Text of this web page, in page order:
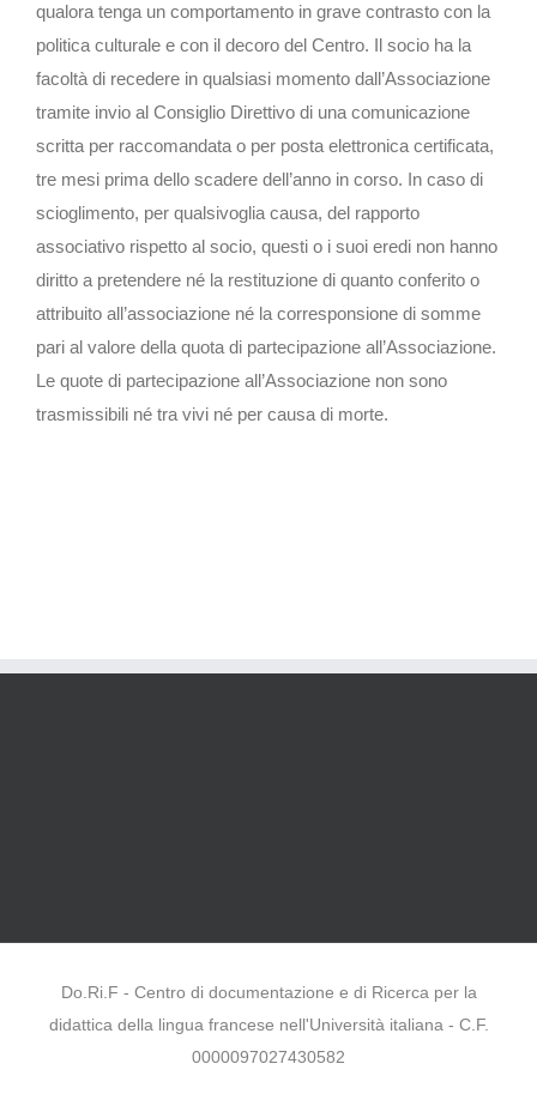
qualora tenga un comportamento in grave contrasto con la
politica culturale e con il decoro del Centro. Il socio ha la
facoltà di recedere in qualsiasi momento dall’Associazione
tramite invio al Consiglio Direttivo di una comunicazione
scritta per raccomandata o per posta elettronica certificata,
tre mesi prima dello scadere dell’anno in corso. In caso di
scioglimento, per qualsivoglia causa, del rapporto
associativo rispetto al socio, questi o i suoi eredi non hanno
diritto a pretendere né la restituzione di quanto conferito o
attribuito all’associazione né la corresponsione di somme
pari al valore della quota di partecipazione all’Associazione.
Le quote di partecipazione all’Associazione non sono
trasmissibili né tra vivi né per causa di morte.
Do.Ri.F - Centro di documentazione e di Ricerca per la
didattica della lingua francese nell'Università italiana - C.F.
0000097027430582